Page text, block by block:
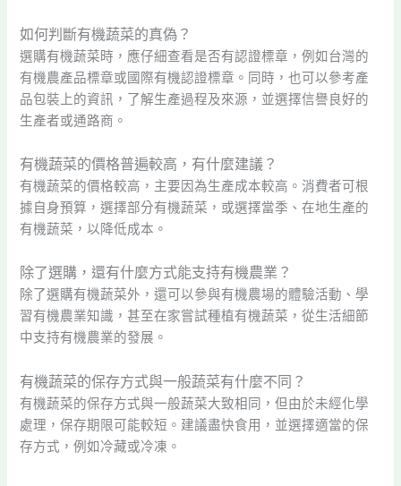
如何判斷有機蔬菜的真偽？
選購有機蔬菜時，應仔細查看是否有認證標章，例如台灣的
有機農產品標章或國際有機認證標章。同時，也可以參考產
品包裝上的資訊，了解生產過程及來源，並選擇信譽良好的
生產者或通路商。
有機蔬菜的價格普遍較高，有什麼建議？
有機蔬菜的價格較高，主要因為生產成本較高。消費者可根
據自身預算，選擇部分有機蔬菜，或選擇當季、在地生產的
有機蔬菜，以降低成本。
除了選購，還有什麼方式能支持有機農業？
除了選購有機蔬菜外，還可以參與有機農場的體驗活動、學
習有機農業知識，甚至在家嘗試種植有機蔬菜，從生活細節
中支持有機農業的發展。
有機蔬菜的保存方式與一般蔬菜有什麼不同？
有機蔬菜的保存方式與一般蔬菜大致相同，但由於未經化學
處理，保存期限可能較短。建議盡快食用，並選擇適當的保
存方式，例如冷藏或冷凍。